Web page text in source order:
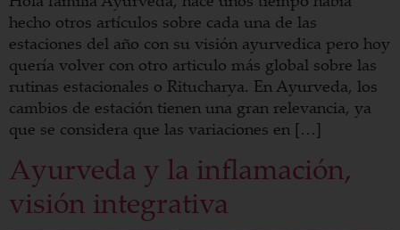
hecho otros artículos sobre cada una de las
estaciones del año con su visión ayurvedica pero hoy
quería volver con otro articulo más global sobre las
rutinas estacionales o Ritucharya. En Ayurveda, los
cambios de estación tienen una gran relevancia, ya
que se considera que las variaciones en […]
Ayurveda y la inflamación,
visión integrativa